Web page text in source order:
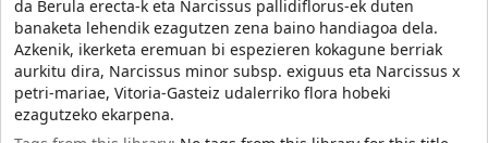
da Berula erecta-k eta Narcissus pallidiflorus-ek duten
banaketa lehendik ezagutzen zena baino handiagoa dela.
Azkenik, ikerketa eremuan bi espezieren kokagune berriak
aurkitu dira, Narcissus minor subsp. exiguus eta Narcissus x
petri-mariae, Vitoria-Gasteiz udalerriko flora hobeki
ezagutzeko ekarpena.